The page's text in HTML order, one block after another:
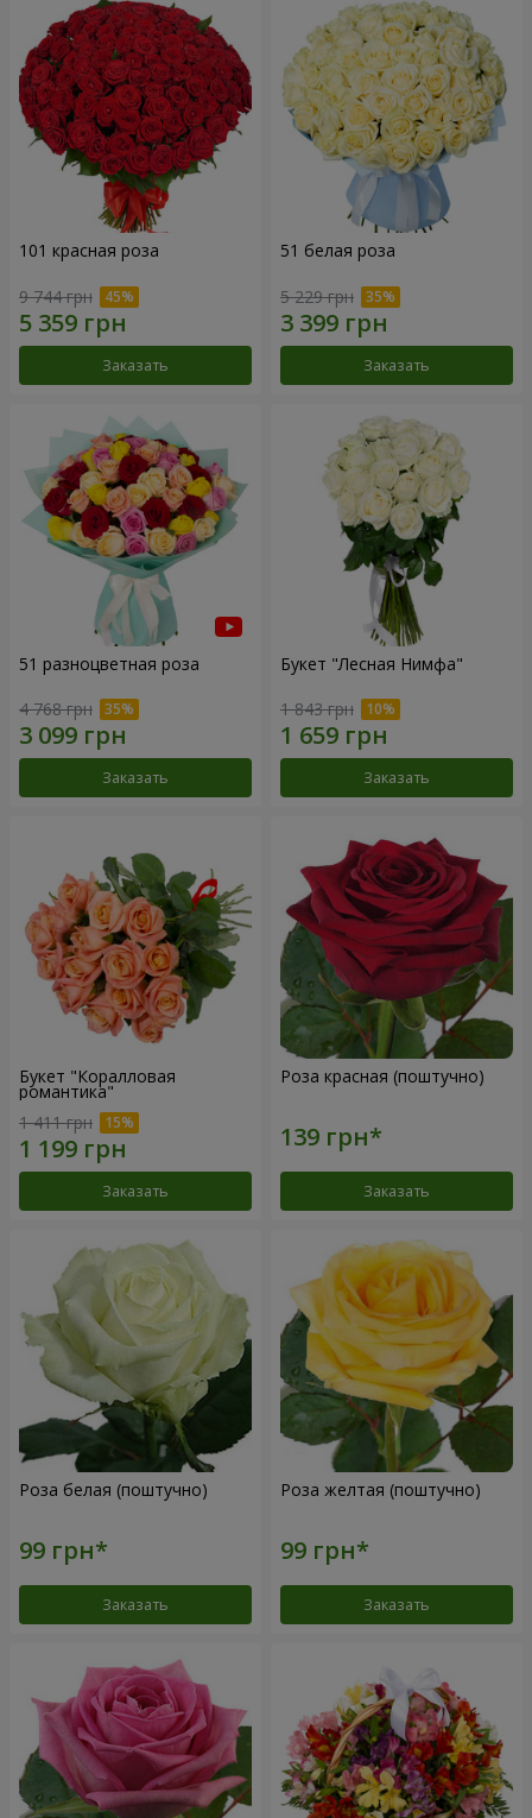
101 красная роза
9 744 грн
Заказать
51 белая роза
5 229 грн
Заказать
51 разноцветная роза
4 768 грн
Заказать
Букет "Лесная Нимфа"
1 843 грн
Заказать
Букет "Коралловая
романтика"
1 411 грн
Заказать
Роза красная (поштучно)
Заказать
Роза белая (поштучно)
Заказать
Роза желтая (поштучно)
Заказать